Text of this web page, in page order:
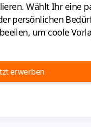
Wählt Ihr eine
persönlichen
um coole
erwerben